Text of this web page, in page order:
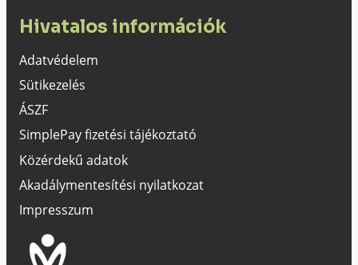
Hivatalos információk
Adatvédelem
Sütikezelés
ÁSZF
SimplePay fizetési tájékoztató
Közérdekű adatok
Akadálymentesítési nyilatkozat
Impresszum